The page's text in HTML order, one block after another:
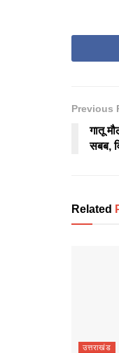
Previous
गातू
सबब,
Related
उत्तराखंड